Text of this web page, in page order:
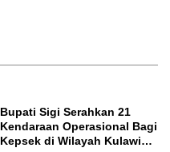
Bupati Sigi Serahkan 21
Kendaraan Operasional Bagi
Kepsek di Wilayah Kulawi